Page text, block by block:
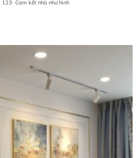
Cam kết nhà như hình